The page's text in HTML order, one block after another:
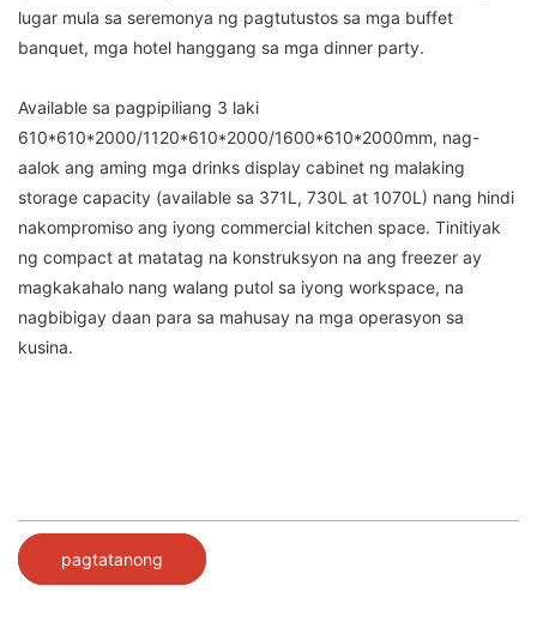
lugar mula sa seremonya ng pagtutustos sa mga buffet
banquet, mga hotel hanggang sa mga dinner party.
Available sa pagpipiliang 3 laki
610*610*2000/1120*610*2000/1600*610*2000mm, nag-
aalok ang aming mga drinks display cabinet ng malaking
storage capacity (available sa 371L, 730L at 1070L) nang hindi
nakompromiso ang iyong commercial kitchen space. Tinitiyak
ng compact at matatag na konstruksyon na ang freezer ay
magkakahalo nang walang putol sa iyong workspace, na
nagbibigay daan para sa mahusay na mga operasyon sa
kusina.
pagtatanong